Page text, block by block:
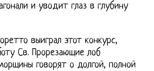
и уводит глаз в глубину
выиграл этот конкурс,
Св. Прорезающие лоб
говорят о долгой, полной